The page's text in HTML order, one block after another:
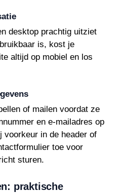
desktop prachtig uitziet
is, kost je
altijd op mobiel en los
of mailen voordat ze
en e-mailadres op
voorkeur in de header of
toe voor
sturen.
praktische